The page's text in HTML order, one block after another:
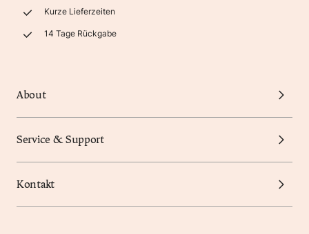
Kurze Lieferzeiten
14 Tage Rückgabe
About
Service & Support
Kontakt